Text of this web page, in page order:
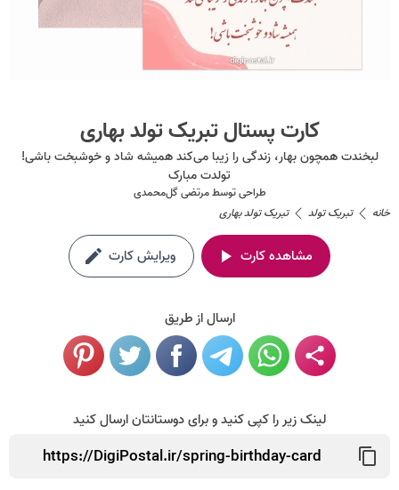
کارت پستال تبریک تولد بهاری
لبخندت همچون بهار، زندگی را زیبا می‌کند همیشه شاد و خوشبخت باشی!
تولدت مبارک
طراحی توسطمرتضی گل‌محمدی
خانه
تبریک تولد تبریک تولد بهاری
مشاهده کارت ویرایش کارت
ارسال از طریق
لینک زیر را کپی کنید و برای دوستانتان ارسال کنید